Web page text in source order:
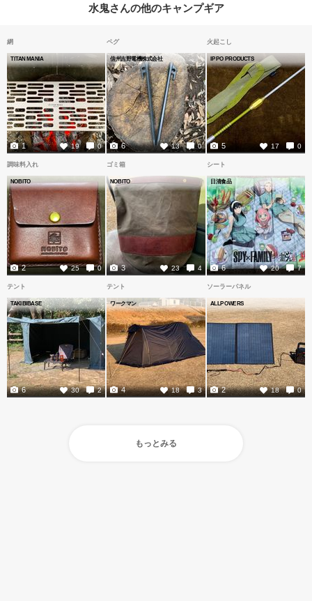
水鬼さんの他のキャンプギア
網
TITAN MANIA
19 0
1
ペグ
信州吉野電機株式会社
13 0
6
火起こし
IPPO PRODUCTS
17 0
5
調味料入れ
NOBITO
25 0
2
ゴミ箱
NOBITO
23 4
3
シート
日清食品
20 7
6
テント
TAKIBIBASE
30 2
6
テント
ワークマン
18 3
4
ソーラーパネル
ALLPOWERS
18 0
2
もっとみる